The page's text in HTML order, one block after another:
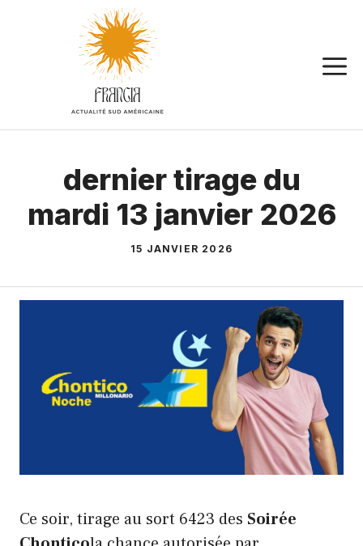
dernier tirage du
mardi 13 janvier 2026
15 JANVIER 2026
Ce soir, tirage au sort 6423 des Soirée